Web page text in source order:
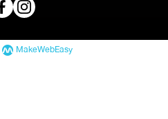
MakeWebEasy